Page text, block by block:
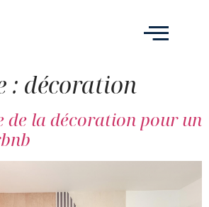
: décoration
de la décoration pour un